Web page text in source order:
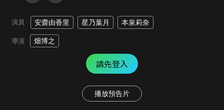
演員 安齋由香里 星乃葉月 本泉莉奈
導演 畑博之
請先登入
播放預告片